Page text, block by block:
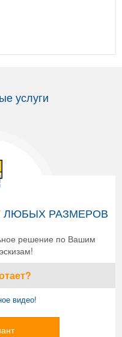
услуги
ЛЮБЫХ РАЗМЕРОВ
решение по Вашим
видео!